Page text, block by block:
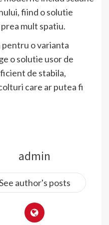
fiind o solutie
mult spatiu.
pentru o varianta
o solutie usor de
de stabila,
care ar putea fi
admin
author's posts